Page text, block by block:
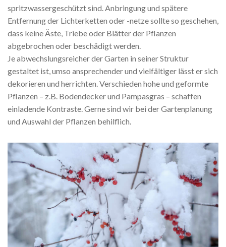
spritzwassergeschützt sind. Anbringung und spätere
Entfernung der Lichterketten oder -netze sollte so geschehen,
dass keine Äste, Triebe oder Blätter der Pflanzen
abgebrochen oder beschädigt werden.
Je abwechslungsreicher der Garten in seiner Struktur
gestaltet ist, umso ansprechender und vielfältiger lässt er sich
dekorieren und herrichten. Verschieden hohe und geformte
Pflanzen – z.B. Bodendecker und Pampasgras – schaffen
einladende Kontraste. Gerne sind wir bei der Gartenplanung
und Auswahl der Pflanzen behilflich.